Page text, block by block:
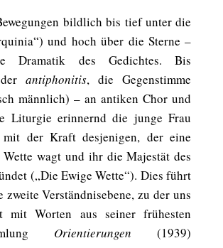
bildlich bis tief unter die
und hoch über die Sterne –
Dramatik des Gedichtes. Bis
antiphonitis, die Gegenstimme
männlich) – an antiken Chor und
Liturgie erinnernd die junge Frau
mit der Kraft desjenigen, der eine
wagt und ihr die Majestät des
(„Die Ewige Wette“). Dies führt
zweite Verständnisebene, zu der uns
mit Worten aus seiner frühesten
Orientierungen (1939)